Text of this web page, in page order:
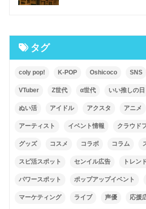
タグ
coly pop! K-POP Oshicoco SNS
VTuber Z世代 α世代 いい推しの日
ぬい活 アイドル アクスタ アニメ
アーティスト イベント情報 クラウド
グッズ コスメ コラボ コラム
スピ活スポット センイル広告 トレン
パワースポット ポップアップイベント
マーケティング ライブ 声優 応援